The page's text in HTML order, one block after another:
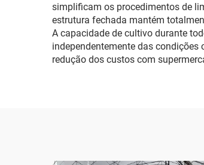
simplificam os procedimentos de
estrutura fechada mantém
A capacidade de cultivo durante
independentemente das
redução dos custos com